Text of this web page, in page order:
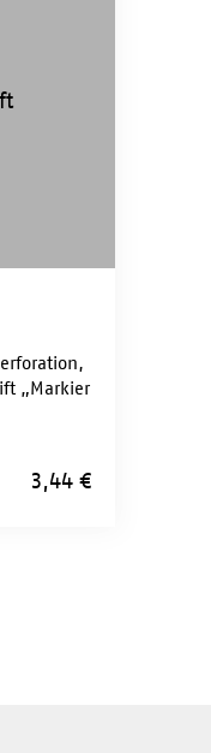
„Markier
3,44€